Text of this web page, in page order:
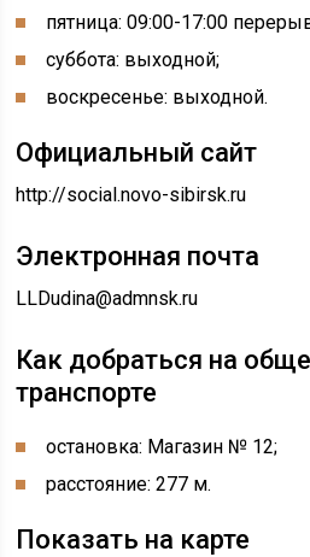
пятница: 09:00-17:00
суббота: выходной;
воскресенье: выходной.
Официальный сайт
http://social.novo-sibirsk.ru
Электронная почта
LLDudina@admnsk.ru
Как добраться на
транспорте
остановка: Магазин № 12;
расстояние: 277 м.
Показать на карте